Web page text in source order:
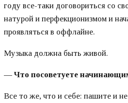
году все-таки договориться со
натурой и перфекционизмом и
проявляться в оффлайне.
Музыка должна быть живой.
—Что посоветуете
Все то же, что и себе: пашите и